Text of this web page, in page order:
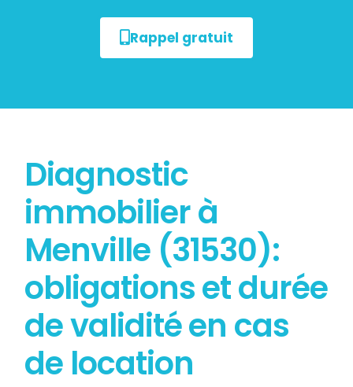
Rappel gratuit
Diagnostic
immobilier à
Menville (31530):
obligations et durée
de validité en cas
de location